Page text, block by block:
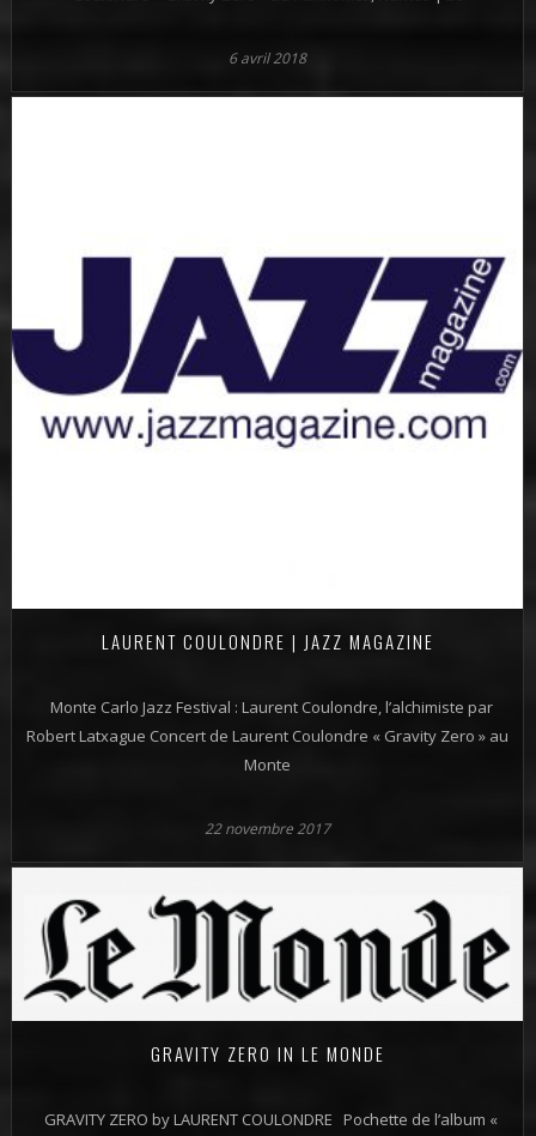
6 avril 2018
LAURENT COULONDRE | JAZZ MAGAZINE
Monte Carlo Jazz Festival : Laurent Coulondre, l’alchimiste par
Robert Latxague Concert de Laurent Coulondre « Gravity Zero » au
Monte
22 novembre 2017
GRAVITY ZERO IN LE MONDE
GRAVITY ZERO by LAURENT COULONDRE Pochette de l’album «